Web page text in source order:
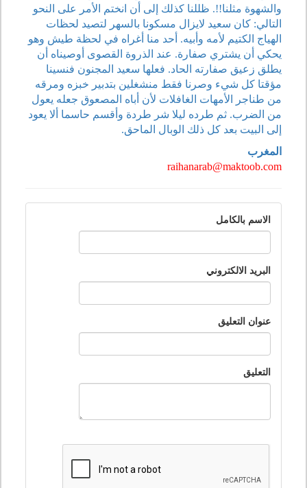
والشهوة مثلنا!!. ظللنا كذلك إلى أن انختم الأمر على النحو
التالي: كان سعيد لايزال مسكونا بالسهر لتصيد لحظات
الهياج الكتيم لأمه وأبيه. أحد منا أغراه في لحظة طيش وهو
يحكي أن يشتري صفارة. عند الذروة القصوى أوصيناه أن
يطلق زعيق صفارته الحاد. فعلها سعيد المجنون فنسينا
مؤقتا كل شيء وصرنا فقط منشغلين بتدبير خبزه ومرقه
من طناجر الأمهات الغافلات لأن أباه المصعوق جعله يعول
من الضرب. ثم طرده ليلا شر طردة وأقسم حاسما ألا يعود
إلى البيت بعد كل ذلك الوبال الماحق.
المغرب
raihanarab@maktoob.com
الاسم بالكامل
البريد الالكتروني
عنوان التعليق
التعليق